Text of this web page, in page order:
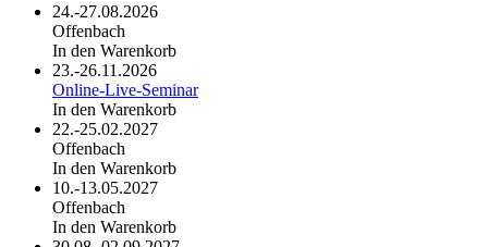
24.-27.08.2026
Offenbach
In den Warenkorb
23.-26.11.2026
Online-Live-Seminar
In den Warenkorb
22.-25.02.2027
Offenbach
In den Warenkorb
10.-13.05.2027
Offenbach
In den Warenkorb